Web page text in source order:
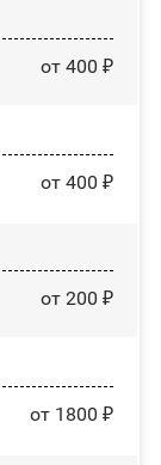
от 400 ₽
от 400 ₽
от 200 ₽
от 1800 ₽